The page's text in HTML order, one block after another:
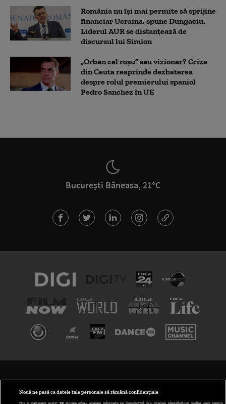
România nu își mai permite să sprijine
financiar Ucraina, spune Dungaciu.
Liderul AUR se distanțează de
discursul lui Simion
„Orban cel roșu” sau vizionar? Criza
din Ceuta reaprinde dezbaterea
despre rolul premierului spaniol
Pedro Sanchez în UE
București Băneasa, 21°C
Nouă ne pasă ca datele tale personale să rămână confidențiale
Noi și partenerii noștri 30stocăm și/sau accesăm informații pe dispozitivul dvs., precum identificatorii cookie unici pentru